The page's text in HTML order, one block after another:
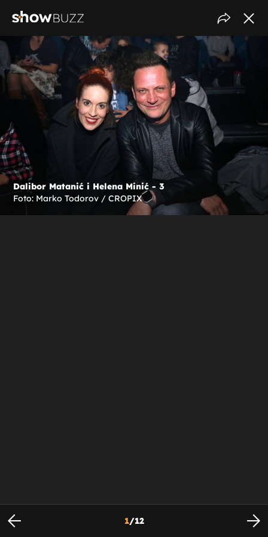
Dalibor Matanić i Helena Minić - 3
Foto: Marko Todorov / CROPIX
1/12